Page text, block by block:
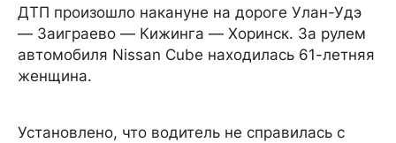
ДТП произошло накануне на дороге Улан-Удэ
— Заиграево — Кижинга — Хоринск. За рулем
автомобиля Nissan Cube находилась 61-летняя
женщина.
Установлено, что водитель не справилась с